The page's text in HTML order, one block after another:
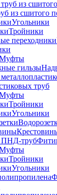
из сшитого
Угольники
Тройники
труб
Тройники
Угольники
Тройники
Угольники